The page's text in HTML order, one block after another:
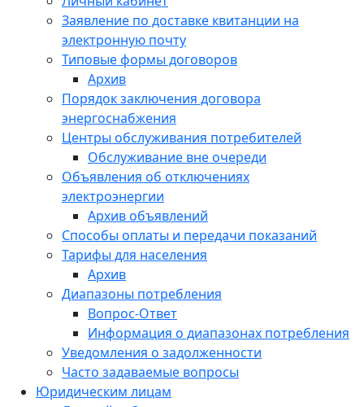
Заявление по доставке квитанции на
электронную почту
Типовые формы договоров
Архив
Порядок заключения договора
энергоснабжения
Центры обслуживания потребителей
Обслуживание вне очереди
Объявления об отключениях
электроэнергии
Архив объявлений
Способы оплаты и передачи показаний
Тарифы для населения
Архив
Диапазоны потребления
Вопрос-Ответ
Информация о диапазонах потребления
Уведомления о задолженности
Часто задаваемые вопросы
Юридическим лицам